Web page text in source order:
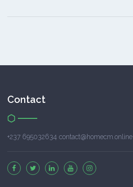
Contact
+237 695032634 contact@homecm.online